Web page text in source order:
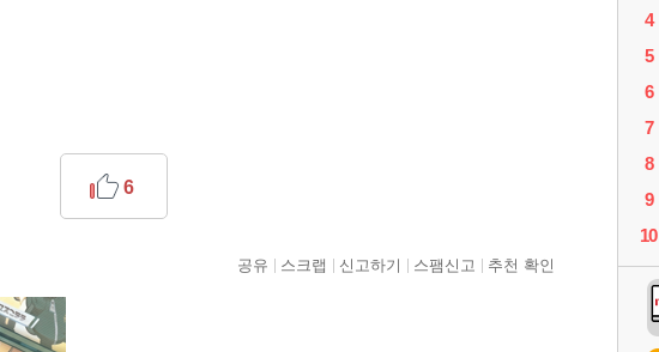
6
공유 스크랩 신고하기 스팸신고 추천 확인
4
5
6
7
8
9
10